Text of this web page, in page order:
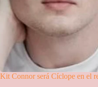
Kit Connor será Cíclope en el